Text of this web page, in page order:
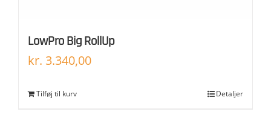
LowPro Big RollUp
kr. 3.340,00
Tilføj til kurv Detaljer